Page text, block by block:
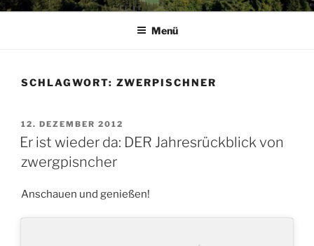
Menü
SCHLAGWORT: ZWERPISCHNER
VERÖFFENTLICHT
AM
12. DEZEMBER 2012
Er ist wieder da: DER Jahresrückblick von
zwergpisncher
Anschauen und genießen!